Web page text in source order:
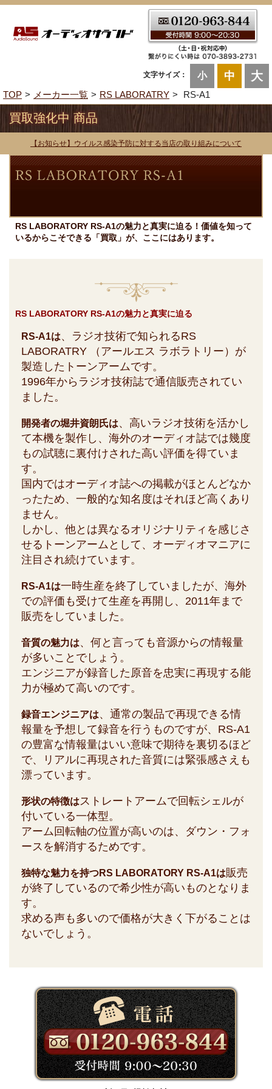
文字サイズ： 小 中 大
TOP メーカー一覧 RS LABORATRY RS-A1
買取強化中 商品
【お知らせ】ウイルス感染予防に対する当店の取り組みについて
RS LABORATORY RS-A1の魅力と真実に迫る！価値を知って
いるからこそできる「買取」が、ここにはあります。
RS LABORATORY RS-A1の魅力と真実に迫る
RS-A1は、ラジオ技術で知られるRS
LABORATRY （アールエス ラボラトリー）が
製造したトーンアームです。
1996年からラジオ技術誌で通信販売されてい
ました。
開発者の堀井資朗氏は、高いラジオ技術を活かし
て本機を製作し、海外のオーディオ誌では幾度
もの試聴に裏付けされた高い評価を得ていま
す。
国内ではオーディオ誌への掲載がほとんどなか
ったため、一般的な知名度はそれほど高くあり
ません。
しかし、他とは異なるオリジナリティを感じさ
せるトーンアームとして、オーディオマニアに
注目され続けています。
RS-A1は一時生産を終了していましたが、海外
での評価も受けて生産を再開し、2011年まで
販売をしていました。
音質の魅力は、何と言っても音源からの情報量
が多いことでしょう。
エンジニアが録音した原音を忠実に再現する能
力が極めて高いのです。
録音エンジニアは、通常の製品で再現できる情
報量を予想して録音を行うものですが、RS-A1
の豊富な情報量はいい意味で期待を裏切るほど
で、リアルに再現された音質には緊張感さえも
漂っています。
形状の特徴はストレートアームで回転シェルが
付いている一体型。
アーム回転軸の位置が高いのは、ダウン・フォ
ースを解消するためです。
独特な魅力を持つRS LABORATORY RS-A1は販売
が終了しているので希少性が高いものとなりま
す。
求める声も多いので価格が大きく下がることは
ないでしょう。